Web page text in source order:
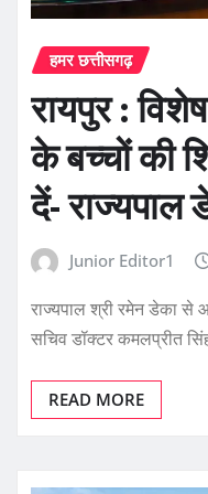
हमर छत्तीसगढ़
रायपुर :
के बच्चों की
दें- राज्यपाल
Junior Editor1
राज्यपाल श्री रमेन डेका से
सचिव डॉक्टर कमलप्रीत
READ MORE